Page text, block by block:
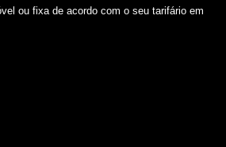
ou fixa de acordo com o seu tarifário em